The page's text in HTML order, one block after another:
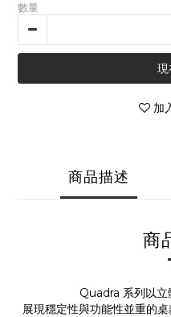
數量
現
加
商品描述
商
Quadra 系列以立
展現穩定性與功能性並重的